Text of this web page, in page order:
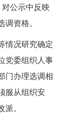
公示中反映
资格。
情况研究确定
党委组织人事
门办理选调相
服从组织安
。